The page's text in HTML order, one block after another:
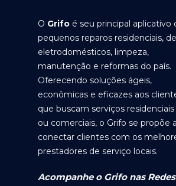
O Grifo é seu principal aplicativo
pequenos reparos residenciais, de
eletrodomésticos, limpeza,
manutenção e reformas do país.
Oferecendo soluções ágeis,
econômicas e eficazes aos
que buscam serviços residenciais
ou comerciais, o Grifo se propõe a
conectar clientes com os
prestadores de serviço locais.
Acompanhe o Grifo nas